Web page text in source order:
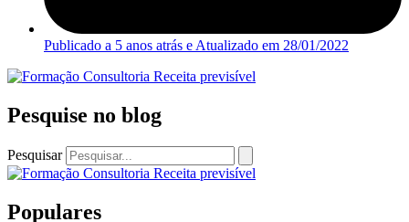
Publicado a 5 anos atrás e Atualizado em 28/01/2022
Pesquise no blog
Pesquisar
Populares